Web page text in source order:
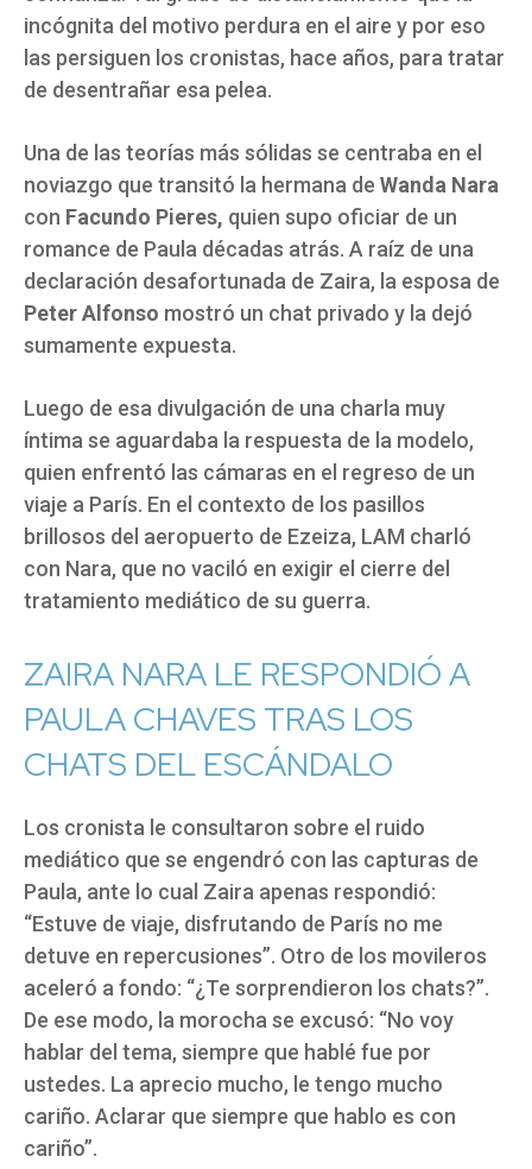
incógnita del motivo perdura en el aire y por eso
las persiguen los cronistas, hace años, para tratar
de desentrañar esa pelea.
Una de las teorías más sólidas se centraba en el
noviazgo que transitó la hermana de Wanda Nara
con Facundo Pieres, quien supo oficiar de un
romance de Paula décadas atrás. A raíz de una
declaración desafortunada de Zaira, la esposa de
Peter Alfonso mostró un chat privado y la dejó
sumamente expuesta.
Luego de esa divulgación de una charla muy
íntima se aguardaba la respuesta de la modelo,
quien enfrentó las cámaras en el regreso de un
viaje a París. En el contexto de los pasillos
brillosos del aeropuerto de Ezeiza, LAM charló
con Nara, que no vaciló en exigir el cierre del
tratamiento mediático de su guerra.
ZAIRA NARA LE RESPONDIÓ A
PAULA CHAVES TRAS LOS
CHATS DEL ESCÁNDALO
Los cronista le consultaron sobre el ruido
mediático que se engendró con las capturas de
Paula, ante lo cual Zaira apenas respondió:
“Estuve de viaje, disfrutando de París no me
detuve en repercusiones”. Otro de los movileros
aceleró a fondo: “¿Te sorprendieron los chats?”.
De ese modo, la morocha se excusó: “No voy
hablar del tema, siempre que hablé fue por
ustedes. La aprecio mucho, le tengo mucho
cariño. Aclarar que siempre que hablo es con
cariño”.